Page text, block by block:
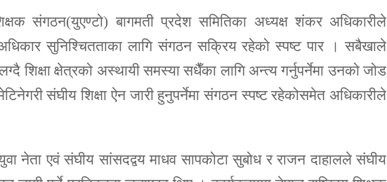
संगठन(युएण्टो) बागमती प्रदेश समितिका अध्यक्ष शंकर अधिकारीले
सुनिश्चितताका लागि संगठन सक्रिय रहेको स्पष्ट पार । सबैखाले
शिक्षा क्षेत्रको अस्थायी समस्या सधैँका लागि अन्त्य गर्नुपर्नेमा उनको जोड
संघीय शिक्षा ऐन जारी हुनुपर्नेमा संगठन स्पष्ट रहेकोसमेत अधिकारीले
नेता एवं संघीय सांसदद्वय माधव सापकोटा सुबोध र राजन दाहालले संघीय